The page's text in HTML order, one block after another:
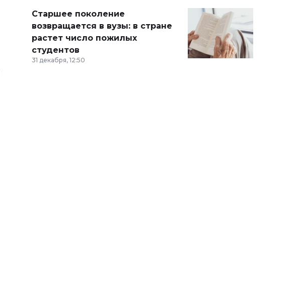
Старшее поколение
возвращается в вузы: в стране
растет число пожилых
студентов
31 декабря, 12:50